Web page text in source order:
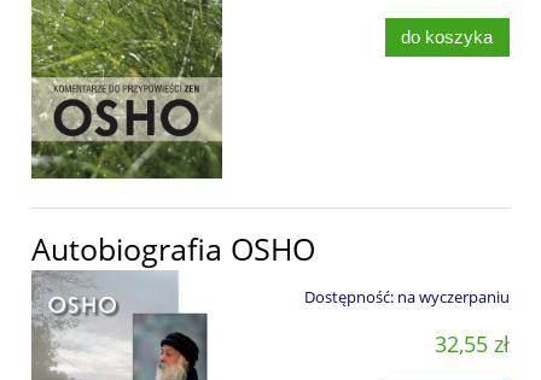
do koszyka
Autobiografia OSHO
Dostępność: na wyczerpaniu
32,55 zł